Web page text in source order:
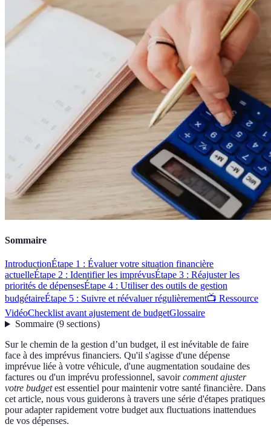
Sommaire
IntroductionÉtape 1 : Évaluer votre situation financière
actuelleÉtape 2 : Identifier les imprévusÉtape 3 : Réajuster les
priorités de dépensesÉtape 4 : Utiliser des outils de gestion
budgétaireÉtape 5 : Suivre et réévaluer régulièrement📺 Ressource
VidéoChecklist avant ajustement de budgetGlossaire
Sommaire(9 sections)
Sur le chemin de la gestion d’un budget, il est inévitable de faire
face à des imprévus financiers. Qu'il s'agisse d'une dépense
imprévue liée à votre véhicule, d'une augmentation soudaine des
factures ou d'un imprévu professionnel, savoircomment ajuster
votre budgetest essentiel pour maintenir votre santé financière. Dans
cet article, nous vous guiderons à travers une série d'étapes pratiques
pour adapter rapidement votre budget aux fluctuations inattendues
de vos dépenses.